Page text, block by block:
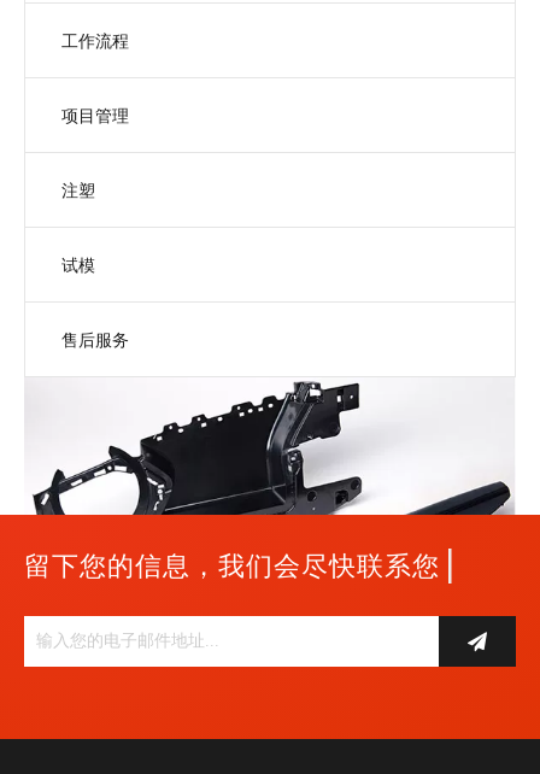
工作流程
项目管理
注塑
试模
售后服务
留下您的信息，我们会尽快联系您 |